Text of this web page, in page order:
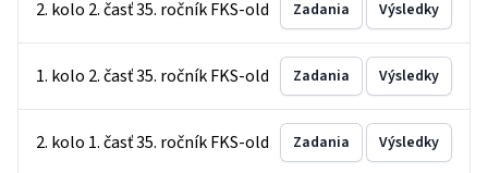
2. kolo 2. časť 35. ročník FKS-old Zadania Výsledky
1. kolo 2. časť 35. ročník FKS-old Zadania Výsledky
2. kolo 1. časť 35. ročník FKS-old Zadania Výsledky